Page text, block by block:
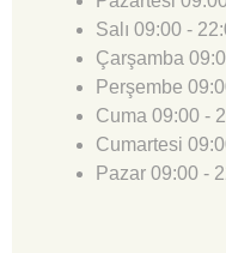
Salı 09:00 -
Çarşamba
Perşembe
Cuma 09:00 -
Cumartesi
Pazar 09:00 -